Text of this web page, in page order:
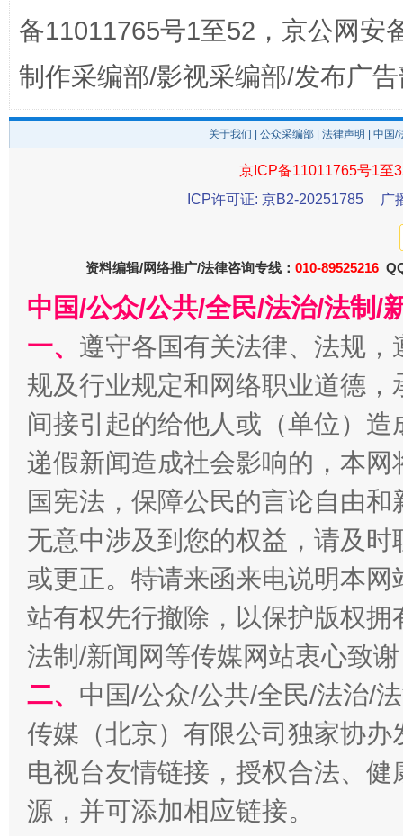
千年窑火 生生不息 一
受贿1.44亿！段成刚被判无期 从幼
全民健身五年计划来了！等你上场
备11011765号1至52，京公网安
制作采编部/影视采编部/发布广
关于我们 公众采编部 法律声明 | 中国
京ICP备11011765号1至
ICP许可证: 京B2-20251785
广
资料编辑/网络推广/法律咨询专线： 010-89525216
中国/公众/公共/全民/法治/法制/
一、 遵守各国有关法律、法规
规及行业规定和网络职业道德
间接引起的给他人或（单位）
递假新闻造成社会影响的，本
国宪法，保障公民的言论自由
无意中涉及到您的权益，请及
或更正。特请来函来电说明本
站有权先行撤除，以保护版权
法制/新闻网等传媒网站衷心致
二、 中国/公众/公共/全民/法治/
传媒（北京）有限公司独家协
电视台友情链接，授权合法、
源，并可添加相应链接。